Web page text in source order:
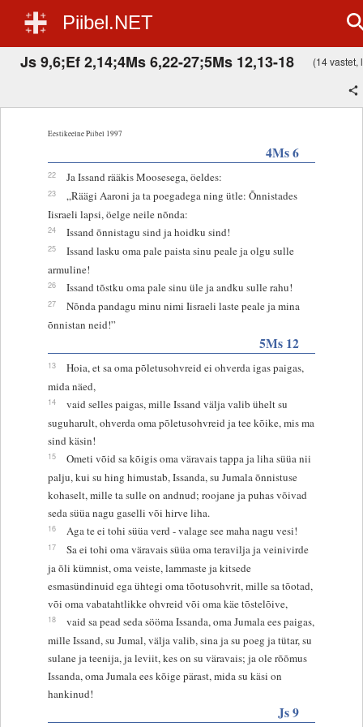
Piibel.NET
Js 9,6;Ef 2,14;4Ms 6,22-27;5Ms 12,13-18 (14 vastet,
Eestikeelne Piibel 1997
4Ms 6
22 Ja Issand rääkis Moosesega, öeldes:
23
„Räägi Aaroni ja ta poegadega ning ütle: Õnnistades
Iisraeli lapsi, öelge neile nõnda:
24 Issand õnnistagu sind ja hoidku sind!
25
Issand lasku oma pale paista sinu peale ja olgu sulle
armuline!
26 Issand tõstku oma pale sinu üle ja andku sulle rahu!
27
Nõnda pandagu minu nimi Iisraeli laste peale ja mina
õnnistan neid!”
5Ms 12
13
Hoia, et sa oma põletusohvreid ei ohverda igas paigas,
mida näed,
14
vaid selles paigas, mille Issand välja valib ühelt su
suguharult, ohverda oma põletusohvreid ja tee kõike, mis ma
sind käsin!
15
Ometi võid sa kõigis oma väravais tappa ja liha süüa nii
palju, kui su hing himustab, Issanda, su Jumala õnnistuse
kohaselt, mille ta sulle on andnud; roojane ja puhas võivad
seda süüa nagu gaselli või hirve liha.
16 Aga te ei tohi süüa verd - valage see maha nagu vesi!
17
Sa ei tohi oma väravais süüa oma teravilja ja veinivirde
ja õli kümnist, oma veiste, lammaste ja kitsede
esmasündinuid ega ühtegi oma tõotusohvrit, mille sa tõotad,
või oma vabatahtlikke ohvreid või oma käe tõstelõive,
18
vaid sa pead seda sööma Issanda, oma Jumala ees paigas,
mille Issand, su Jumal, välja valib, sina ja su poeg ja tütar, su
sulane ja teenija, ja leviit, kes on su väravais; ja ole rõõmus
Issanda, oma Jumala ees kõige pärast, mida su käsi on
hankinud!
Js 9